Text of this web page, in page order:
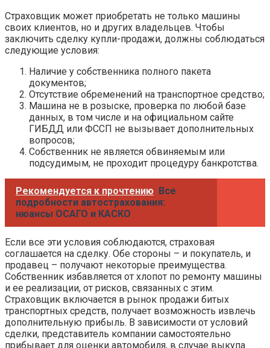
Страховщик может приобретать не только машины
своих клиентов, но и других владельцев. Чтобы
заключить сделку купли-продажи, должны соблюдаться
следующие условия:
Наличие у собственника полного пакета
документов;
Отсутствие обременений на транспортное средство;
Машина не в розыске, проверка по любой базе
данных, в том числе и на официальном сайте
ГИБДД или ФССП не вызывает дополнительных
вопросов;
Собственник не является обвиняемым или
подсудимым, не проходит процедуру банкротства.
Рекомендуется к прочтению Все
подробности автострахования:
нюансы ОСАГО и КАСКО
Если все эти условия соблюдаются, страховая
соглашается на сделку. Обе стороны – и покупатель, и
продавец – получают некоторые преимущества.
Собственник избавляется от хлопот по ремонту машины
и ее реализации, от рисков, связанных с этим.
Страховщик включается в рынок продажи битых
транспортных средств, получает возможность извлечь
дополнительную прибыль. В зависимости от условий
сделки, представитель компании самостоятельно
прибывает для оценки автомобиля, в случае выкупа